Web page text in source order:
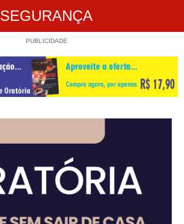
SEGURANÇA
PUBLICIDADE